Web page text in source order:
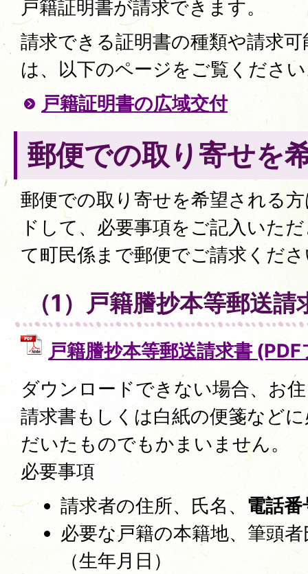
戸籍証明書が請求できます。
請求できる証明書の種類や請求
は、以下のページをご覧くださ
戸籍証明書の広域交付
郵便での取り寄せを
郵便での取り寄せを希望される
ドして、必要事項をご記入いた
て町民係まで郵便でご請求くだ
（1）戸籍謄抄本等郵送請
戸籍謄抄本等郵送請求書
ダウンロードできない場合、お
請求書もしくは白紙の便箋など
だいたものでもかまいません。
必要事項
請求者の住所、氏名、 電話番
必要な戸籍の本籍地、筆頭
（生年月日）